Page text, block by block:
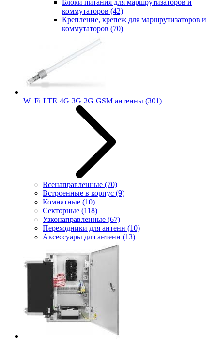
Блоки питания для маршрутизаторов и
коммутаторов (42)
Крепление, крепеж для маршрутизаторов и
коммутаторов (70)
Wi-Fi-LTE-4G-3G-2G-GSM антенны (301)
Всенаправленные (70)
Встроенные в корпус (9)
Комнатные (10)
Секторные (118)
Узконаправленные (67)
Переходники для антенн (10)
Аксессуары для антенн (13)